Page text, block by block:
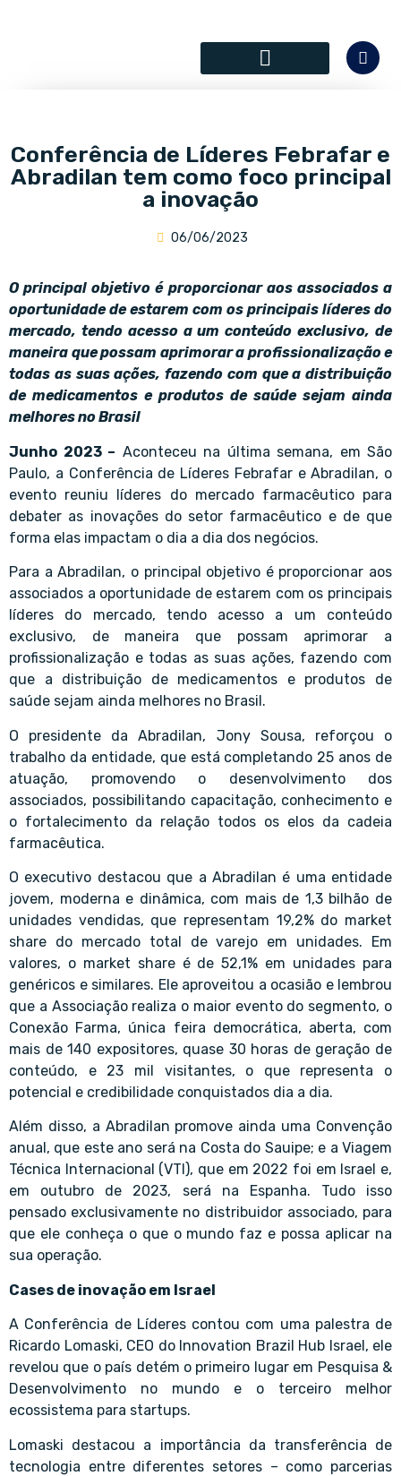
Conferência de Líderes Febrafar e
Abradilan tem como foco principal
a inovação
06/06/2023
O principal objetivo é proporcionar aos associados a
oportunidade de estarem com os principais líderes do
mercado, tendo acesso a um conteúdo exclusivo, de
maneira que possam aprimorar a profissionalização e
todas as suas ações, fazendo com que a distribuição
de medicamentos e produtos de saúde sejam ainda
melhores no Brasil
Junho 2023 – Aconteceu na última semana, em São
Paulo, a Conferência de Líderes Febrafar e Abradilan, o
evento reuniu líderes do mercado farmacêutico para
debater as inovações do setor farmacêutico e de que
forma elas impactam o dia a dia dos negócios.
Para a Abradilan, o principal objetivo é proporcionar aos
associados a oportunidade de estarem com os principais
líderes do mercado, tendo acesso a um conteúdo
exclusivo, de maneira que possam aprimorar a
profissionalização e todas as suas ações, fazendo com
que a distribuição de medicamentos e produtos de
saúde sejam ainda melhores no Brasil.
O presidente da Abradilan, Jony Sousa, reforçou o
trabalho da entidade, que está completando 25 anos de
atuação, promovendo o desenvolvimento dos
associados, possibilitando capacitação, conhecimento e
o fortalecimento da relação todos os elos da cadeia
farmacêutica.
O executivo destacou que a Abradilan é uma entidade
jovem, moderna e dinâmica, com mais de 1,3 bilhão de
unidades vendidas, que representam 19,2% do market
share do mercado total de varejo em unidades. Em
valores, o market share é de 52,1% em unidades para
genéricos e similares. Ele aproveitou a ocasião e lembrou
que a Associação realiza o maior evento do segmento, o
Conexão Farma, única feira democrática, aberta, com
mais de 140 expositores, quase 30 horas de geração de
conteúdo, e 23 mil visitantes, o que representa o
potencial e credibilidade conquistados dia a dia.
Além disso, a Abradilan promove ainda uma Convenção
anual, que este ano será na Costa do Sauipe; e a Viagem
Técnica Internacional (VTI), que em 2022 foi em Israel e,
em outubro de 2023, será na Espanha. Tudo isso
pensado exclusivamente no distribuidor associado, para
que ele conheça o que o mundo faz e possa aplicar na
sua operação.
Cases de inovação em Israel
A Conferência de Líderes contou com uma palestra de
Ricardo Lomaski, CEO do Innovation Brazil Hub Israel, ele
revelou que o país detém o primeiro lugar em Pesquisa &
Desenvolvimento no mundo e o terceiro melhor
ecossistema para startups.
Lomaski destacou a importância da transferência de
tecnologia entre diferentes setores – como parcerias